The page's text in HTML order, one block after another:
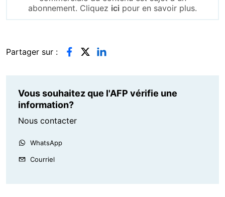
abonnement. Cliquez ici pour en savoir plus.
Partager sur :
Vous souhaitez que l'AFP vérifie une
information?
Nous contacter
WhatsApp
Courriel